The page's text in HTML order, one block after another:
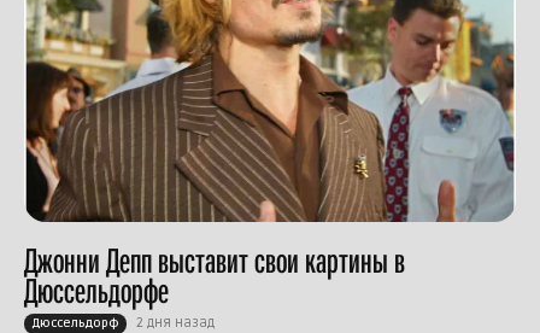
Джонни Депп выставит свои картины в
Дюссельдорфе
Дюссельдорф 2 дня назад